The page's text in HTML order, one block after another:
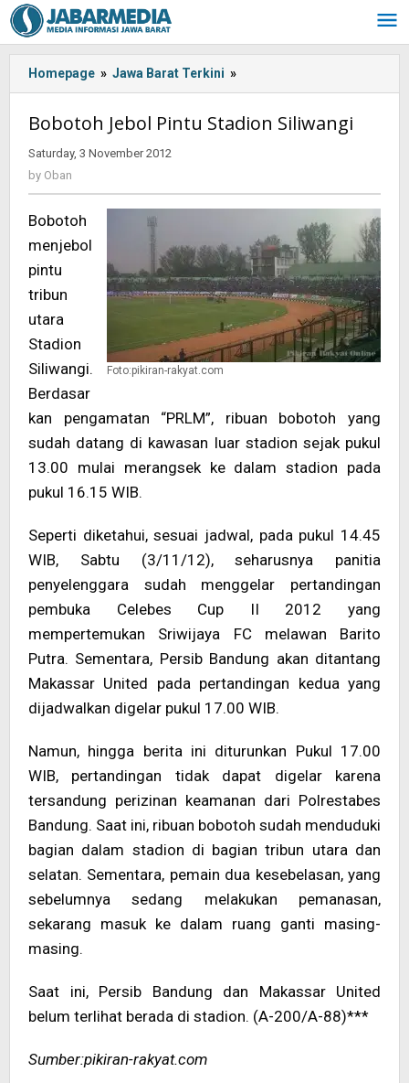
Skip
to
content
Homepage » Jawa Barat Terkini »
Jebol
Stadion
Bobotoh Jebol Pintu Stadion Siliwangi
Saturday, 3 November 2012
by Oban
Foto:pikiran-rakyat.com
Bobotoh
menjebol
pintu
tribun
utara
Stadion
Siliwangi.
Berdasar
kan pengamatan “PRLM”, ribuan bobotoh yang
sudah datang di kawasan luar stadion sejak pukul
13.00 mulai merangsek ke dalam stadion pada
pukul 16.15 WIB.
Seperti diketahui, sesuai jadwal, pada pukul 14.45
WIB, Sabtu (3/11/12), seharusnya panitia
penyelenggara sudah menggelar pertandingan
pembuka Celebes Cup II 2012 yang
mempertemukan Sriwijaya FC melawan Barito
Putra. Sementara, Persib Bandung akan ditantang
Makassar United pada pertandingan kedua yang
dijadwalkan digelar pukul 17.00 WIB.
Namun, hingga berita ini diturunkan Pukul 17.00
WIB, pertandingan tidak dapat digelar karena
tersandung perizinan keamanan dari Polrestabes
Bandung. Saat ini, ribuan bobotoh sudah menduduki
bagian dalam stadion di bagian tribun utara dan
selatan. Sementara, pemain dua kesebelasan, yang
sebelumnya sedang melakukan pemanasan,
sekarang masuk ke dalam ruang ganti masing-
masing.
Saat ini, Persib Bandung dan Makassar United
belum terlihat berada di stadion. (A-200/A-88)***
Sumber:pikiran-rakyat.com